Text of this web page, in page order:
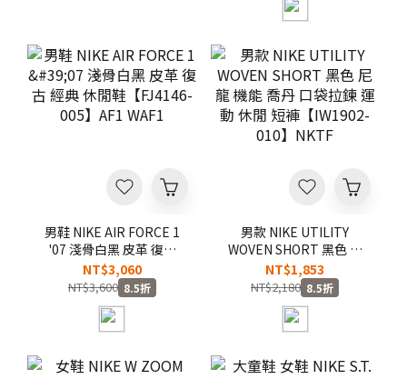
男鞋 NIKE AIR FORCE 1
'07 淺骨白黑 皮革 復古
經典 休閒鞋【FJ4146-
005】AF1 WAF1
NT$3,060
NT$3,600 8.5折
男款 NIKE UTILITY
WOVEN SHORT 黑色 尼
龍 機能 喬丹 口袋拉鍊 運
動 休閒 短褲【IW1902-
010】NKTF
NT$1,853
NT$2,180 8.5折